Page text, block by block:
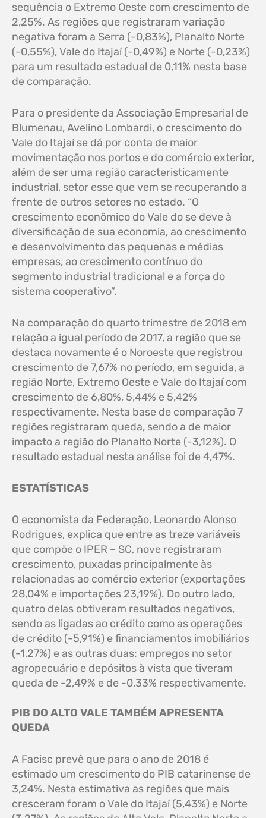
sequência o Extremo Oeste com crescimento de
2,25%. As regiões que registraram variação
negativa foram a Serra (-0,83%), Planalto Norte
(-0,55%), Vale do Itajaí (-0,49%) e Norte (-0,23%)
para um resultado estadual de 0,11% nesta base
de comparação.
Para o presidente da Associação Empresarial de
Blumenau, Avelino Lombardi, o crescimento do
Vale do Itajaí se dá por conta de maior
movimentação nos portos e do comércio exterior,
além de ser uma região caracteristicamente
industrial, setor esse que vem se recuperando a
frente de outros setores no estado. “O
crescimento econômico do Vale do se deve à
diversificação de sua economia, ao crescimento
e desenvolvimento das pequenas e médias
empresas, ao crescimento contínuo do
segmento industrial tradicional e a força do
sistema cooperativo”.
Na comparação do quarto trimestre de 2018 em
relação a igual período de 2017, a região que se
destaca novamente é o Noroeste que registrou
crescimento de 7,67% no período, em seguida, a
região Norte, Extremo Oeste e Vale do Itajaí com
crescimento de 6,80%, 5,44% e 5,42%
respectivamente. Nesta base de comparação 7
regiões registraram queda, sendo a de maior
impacto a região do Planalto Norte (-3,12%). O
resultado estadual nesta análise foi de 4,47%.
ESTATÍSTICAS
O economista da Federação, Leonardo Alonso
Rodrigues, explica que entre as treze variáveis
que compõe o IPER – SC, nove registraram
crescimento, puxadas principalmente às
relacionadas ao comércio exterior (exportações
28,04% e importações 23,19%). Do outro lado,
quatro delas obtiveram resultados negativos,
sendo as ligadas ao crédito como as operações
de crédito (-5,91%) e financiamentos imobiliários
(-1,27%) e as outras duas: empregos no setor
agropecuário e depósitos à vista que tiveram
queda de -2,49% e de -0,33% respectivamente.
PIB DO ALTO VALE TAMBÉM APRESENTA
QUEDA
A Facisc prevê que para o ano de 2018 é
estimado um crescimento do PIB catarinense de
3,24%. Nesta estimativa as regiões que mais
cresceram foram o Vale do Itajaí (5,43%) e Norte